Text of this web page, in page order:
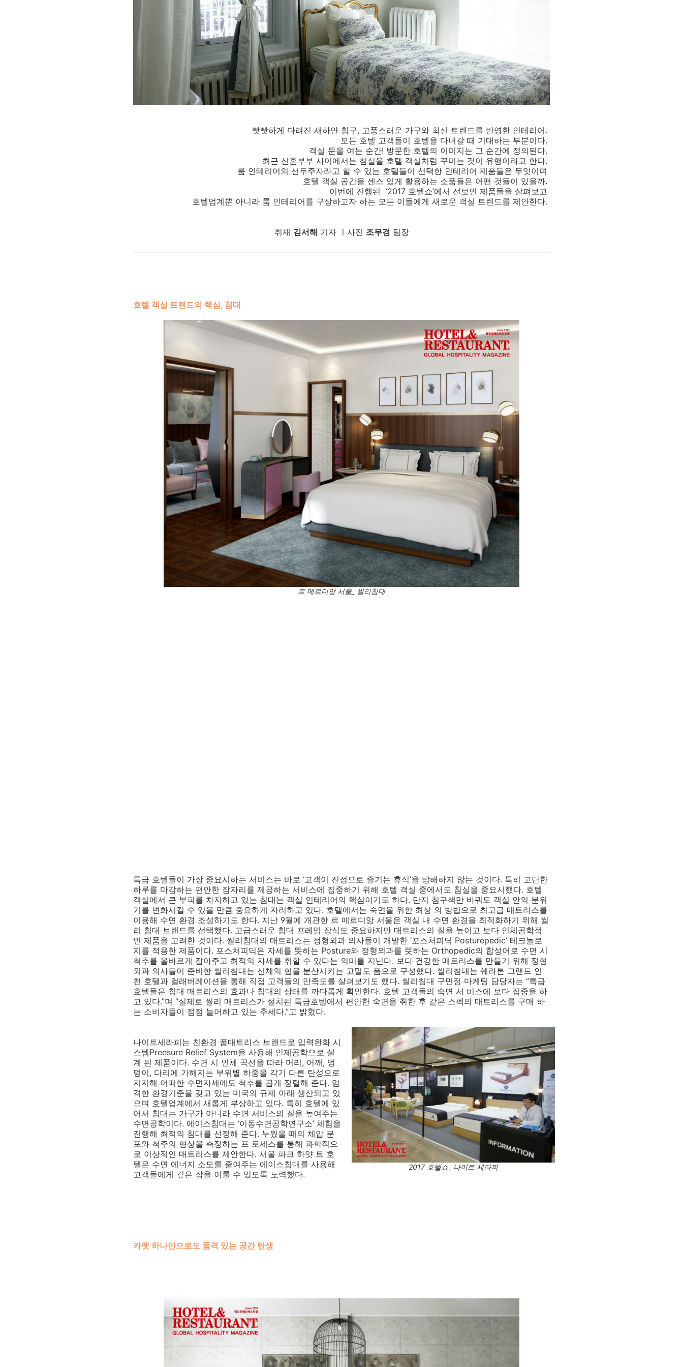
빳빳하게 다려진 새하얀 침구, 고풍스러운 가구와 최신 트렌드를 반영한 인테리어.
모든 호텔 고객들이 호텔을 다녀갈 때 기대하는 부분이다.
객실 문을 여는 순간! 방문한 호텔의 이미지는 그 순간에 정의된다.
최근 신혼부부 사이에서는 침실을 호텔 객실처럼 꾸미는 것이 유행이라고 한다.
룸 인테리어의 선두주자라고 할 수 있는 호텔들이 선택한 인테리어 제품들은 무엇이며
호텔 객실 공간을 센스 있게 활용하는 소품들은 어떤 것들이 있을까.
이번에 진행된 ‘2017 호텔쇼’에서 선보인 제품들을 살펴보고
호텔업계뿐 아니라 룸 인테리어를 구상하고자 하는 모든 이들에게 새로운 객실 트렌드를 제안한다.
취재 김서해 기자 ㅣ사진 조무경 팀장
호텔 객실 트렌드의 핵심, 침대
르 메르디앙 서울_ 씰리침대
특급 호텔들이 가장 중요시하는 서비스는 바로 ‘고객이 진정으로 즐기는 휴식’을 방해하지 않는 것이다. 특히 고단한
하루를 마감하는 편안한 잠자리를 제공하는 서비스에 집중하기 위해 호텔 객실 중에서도 침실을 중요시했다. 호텔
객실에서 큰 부피를 차지하고 있는 침대는 객실 인테리어의 핵심이기도 하다. 단지 침구색만 바꿔도 객실 안의 분위
기를 변화시킬 수 있을 만큼 중요하게 자리하고 있다. 호텔에서는 숙면을 위한 최상 의 방법으로 최고급 매트리스를
이용해 수면 환경 조성하기도 한다. 지난 9월에 개관한 르 메르디앙 서울은 객실 내 수면 환경을 최적화하기 위해 씰
리 침대 브랜드를 선택했다. 고급스러운 침대 프레임 장식도 중요하지만 매트리스의 질을 높이고 보다 인체공학적
인 제품을 고려한 것이다. 씰리침대의 매트리스는 정형외과 의사들이 개발한 ‘포스처피딕 Posturepedic’ 테크놀로
지를 적용한 제품이다. 포스처피딕은 자세를 뜻하는 Posture와 정형외과를 뜻하는 Orthopedic의 합성어로 수면 시
척추를 올바르게 잡아주고 최적의 자세를 취할 수 있다는 의미를 지닌다. 보다 건강한 매트리스를 만들기 위해 정형
외과 의사들이 준비한 씰리침대는 신체의 힘을 분산시키는 고밀도 폼으로 구성했다. 씰리침대는 쉐라톤 그랜드 인
천 호텔과 컬래버레이션을 통해 직접 고객들의 만족도를 살펴보기도 했다. 씰리침대 구민정 마케팅 담당자는 “특급
호텔들은 침대 매트리스의 효과나 침대의 상태를 까다롭게 확인한다. 호텔 고객들의 숙면 서 비스에 보다 집중을 하
고 있다.”며 “실제로 씰리 매트리스가 설치된 특급호텔에서 편안한 숙면을 취한 후 같은 스펙의 매트리스를 구매 하
는 소비자들이 점점 늘어하고 있는 추세다.”고 밝혔다.
2017 호텔쇼_ 나이트 세라피
나이트세라피는 친환경 폼매트리스 브랜드로 입력완화 시
스템Preesure Relief System을 사용해 인제공학으로 설
계 된 제품이다. 수면 시 인체 곡선을 따라 머리, 어깨, 엉
덩이, 다리에 가해지는 부위별 하중을 각기 다른 탄성으로
지지해 어떠한 수면자세에도 척추를 곱게 정렬해 준다. 엄
격한 환경기준을 갖고 있는 미국의 규제 아래 생산되고 있
으며 호텔업계에서 새롭게 부상하고 있다. 특히 호텔에 있
어서 침대는 가구가 아니라 수면 서비스의 질을 높여주는
수면공학이다. 에이스침대는 ‘이동수면공학연구소’ 체험을
진행해 최적의 침대를 선정해 준다. 누웠을 때의 체압 분
포와 척주의 형상을 측정하는 프 로세스를 통해 과학적으
로 이상적인 매트리스를 제안한다. 서울 파크 하얏 트 호
텔은 수면 에너지 소모를 줄여주는 에이스침대를 사용해
고객들에게 깊은 잠을 이룰 수 있도록 노력했다.
카펫 하나만으로도 품격 있는 공간 탄생